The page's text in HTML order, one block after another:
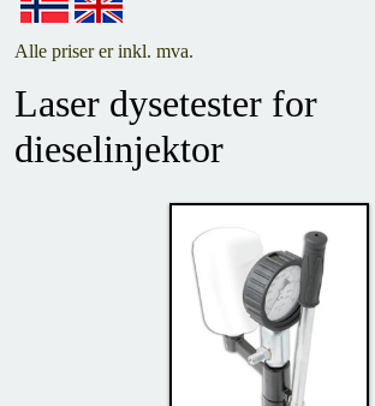
Alle priser er inkl. mva.
Laser dysetester for
dieselinjektor